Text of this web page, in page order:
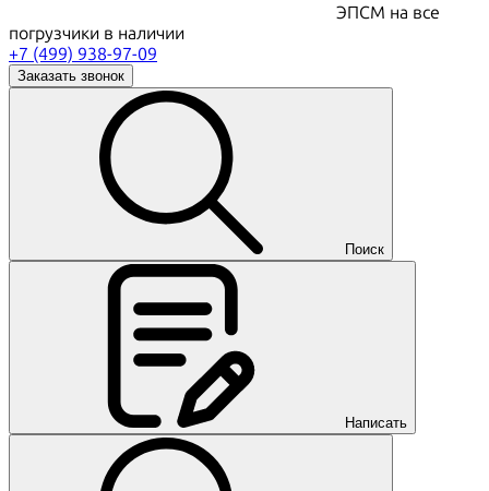
ЭПСМ на все
погрузчики в наличии
+7 (499) 938-97-09
Заказать звонок
Поиск
Написать